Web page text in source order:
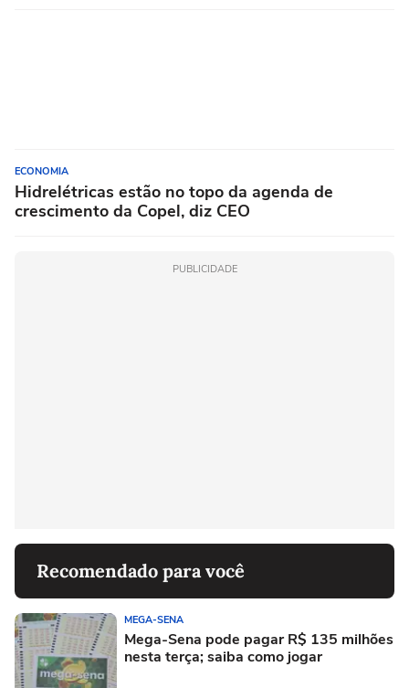
ECONOMIA
Hidrelétricas estão no topo da agenda de
crescimento da Copel, diz CEO
PUBLICIDADE
Recomendado para você
MEGA-SENA
Mega-Sena pode pagar R$ 135 milhões
nesta terça; saiba como jogar